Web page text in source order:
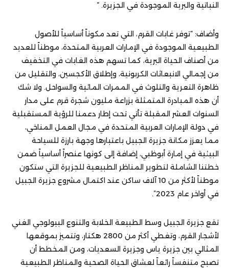
النباتية والبرية الموجودة في الجزيرة. “
وأضاف: “توفر غابات القرم، التي تعد مكوناً أساسياً للأصول
الطبيعية الموجودة في الإمارات العربية المتحدة، موطناً للعديد
من أصناف الحياة البرية، كما تسهم هذه الغابات في التخفيف
من إجمالي الانبعاثات الكربونية، وإطلاق الأكجسين، والتقليل من
ظاهرة التعرية والتلوث في الممرات المائية والسواحل. ولا شك
أن هذه المبادرة المتمثلة بزراعة مليون شجرة قرم على مدار
السنوات العشر المقبلة تأتي تحت إطار دعمنا للرؤية المستقبلية
في دولة الإمارات العربية المتحدة في مجال العمل المناخي،
مما يعزز مكانة جزيرة الجبيل باعتبارها وجهة بارزة للسياحة
البيئية في إمارة أبوظبي، إضافة إلى كونها عنصراً أساسياً ضمن
خطتنا الشاملة لتطوير المناظر الطبيعية للجزيرة التي ستكون
موطناً لأكثر من 10 آلاف ساكن عند اكتمال مشروع جزيرة الجبيل
في أواخر عام 2023”.
تقع جزيرة الجبيل وسط الطبيعة الخلابة والتنوع البيولوجي الغني
لأشجار القرم، وتغطي أكثر من 2800 هكتار، وتتميز بموقعها
المثالي بين جزيرة ياس وجزيرة السعديات، ومن المخطط أن
تصبح متنفساً رائعاً لعشاق الحياة الصحية والمناظر الطبيعية